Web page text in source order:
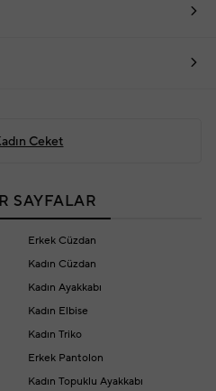
Ceket
SAYFALAR
Erkek Cüzdan
Kadın Cüzdan
Kadın Ayakkabı
Kadın Elbise
Kadın Triko
Erkek Pantolon
Kadın Topuklu Ayakkabı